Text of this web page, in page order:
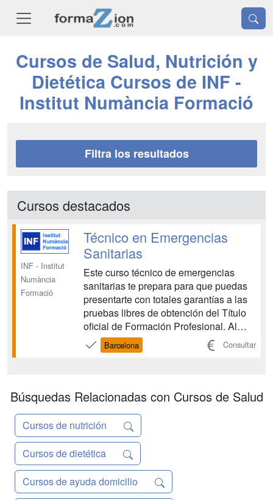
Cursos de Salud, Nutrición y
Dietética Cursos de INF -
Institut Numància Formació
Filtra los resultados
Cursos destacados
INF - Institut
Numància
Formació
Técnico en Emergencias
Sanitarias
Este curso técnico de emergencias
sanitarias te prepara para que puedas
presentarte con totales garantías a las
pruebas libres de obtención del Título
oficial de Formación Profesional. Al
finalizar tus estudios podrás trabajar en
el sector sanitario relacionado con el
Barcelona Consultar
Búsquedas Relacionadas con Cursos de Salud
Cursos de nutrición
Cursos de dietética
Cursos de ayuda domicilio